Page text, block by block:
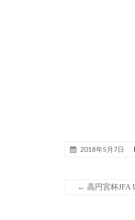
2018年5月7日
← 高円宮杯JFA